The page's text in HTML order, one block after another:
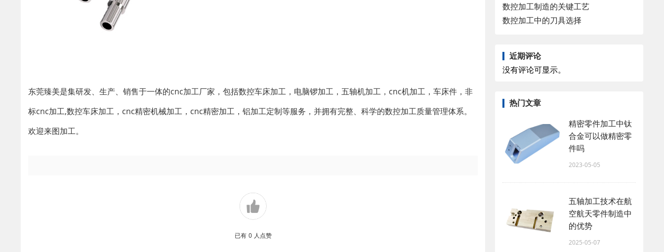
东莞臻美是集研发、生产、销售于一体的cnc加工厂家，包括数控车床加工，电脑锣加工，五轴机加工，cnc机加工，车床件，非
标cnc加工,数控车床加工，cnc精密机械加工，cnc精密加工，铝加工定制等服务，并拥有完整、科学的数控加工质量管理体系。
欢迎来图加工。
已有 0 人点赞
数控加工制造的关键工艺
数控加工中的刀具选择
近期评论
没有评论可显示。
热门文章
精密零件加工中钛
合金可以做精密零
件吗
2023-05-05
五轴加工技术在航
空航天零件制造中
的优势
2025-05-07